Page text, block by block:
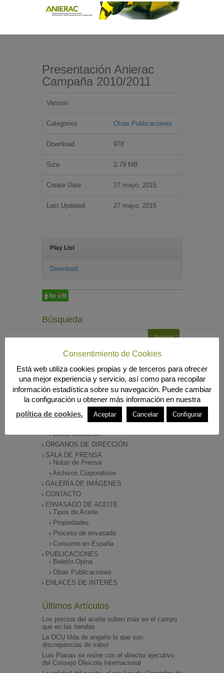
Presentación Anierac
Campaña 2010/2011
Version
Categories Otras Publicaciones
Download 978
Size 2.79 MB
Create Date 27 mayo, 2015
Last Updated 27 mayo, 2015
Play List
Download
Búsqueda
INICIO
ANIERAC
Listado de Asociados
Listado Completo
Como asociarse
ÓRGANOS DE DIRECCIÓN
SALA DE PRENSA
Notas de Prensa
Archivos Corporativos
GALERÍA DE IMÁGENES
CONTACTO
ENVASADO DE ACEITE
Tipos de Aceite
Propiedades
Proceso de envasado
Consumo en España
PUBLICACIONES
Boletín Opina
Otras Publicaciones
ENLACES DE INTERÉS
Últimos Artículos
Los precios del aceite suben más en el campo
que en las tiendas
La OCU tilda de engaño lo que son
discrepancias de sabor
Luis Planas se reúne con el director ejecutivo
del Consejo Oleícola Internacional
Consentimiento de Cookies
Está web utiliza cookies propias y de terceros para ofrecer
una mejor experiencia y servicio, así como para recopilar
información estadística sobre su navegación. Puede cambiar
la configuración u obtener más información en nuestra
política de cookies.
Aceptar Cancelar Configurar